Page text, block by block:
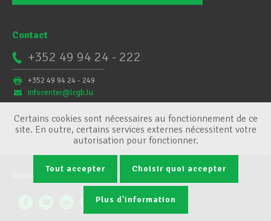
Contact
+352 49 94 24 - 222
+352 49 94 24 - 249
infocenter@lcgb.lu
Conditions générales Gestion des cookies
Certains cookies sont nécessaires au fonctionnement de ce
site. En outre, certains services externes nécessitent votre
autorisation pour fonctionner.
Tout accepter Choisir quoi accepter
Plus d'information